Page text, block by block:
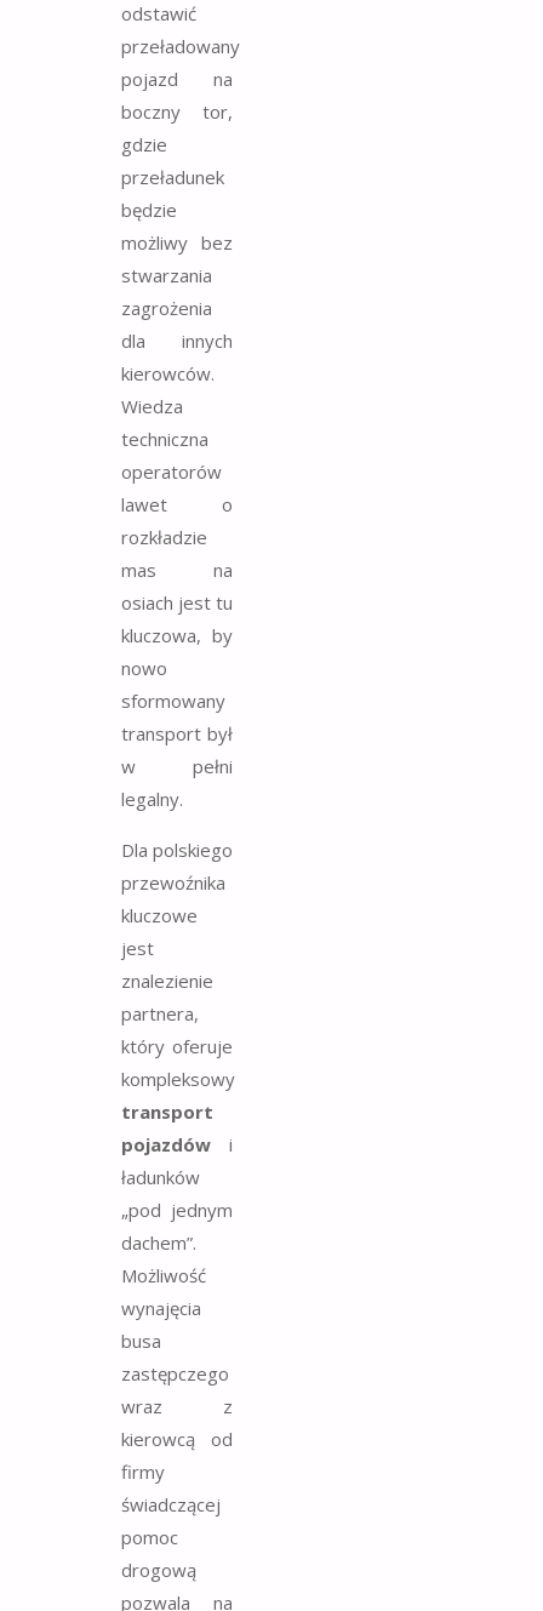
odstawić
przeładowany
pojazd na
boczny tor,
gdzie
przeładunek
będzie
możliwy bez
stwarzania
zagrożenia
dla innych
kierowców.
Wiedza
techniczna
operatorów
lawet o
rozkładzie
mas na
osiach jest tu
kluczowa, by
nowo
sformowany
transport był
w pełni
legalny.
Dla polskiego
przewoźnika
kluczowe
jest
znalezienie
partnera,
który oferuje
kompleksowy
transport
pojazdów i
ładunków
„pod jednym
dachem”.
Możliwość
wynajęcia
busa
zastępczego
wraz z
kierowcą od
firmy
świadczącej
pomoc
drogową
pozwala na